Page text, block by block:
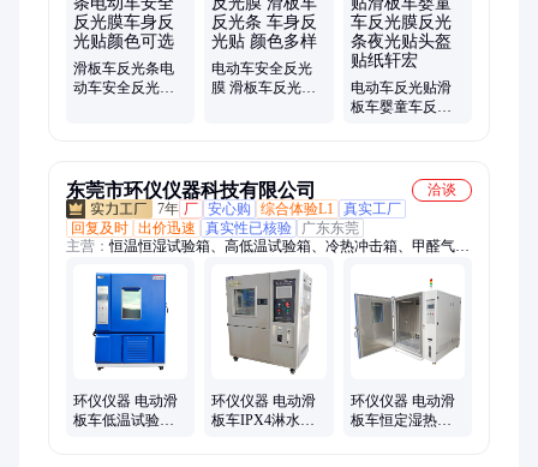
滑板车反光条电
动车安全反光膜
电动车安全反光
膜 滑板车反光条
电动车反光贴滑
板车婴童车反光
东莞市环仪仪器科技有限公司
洽谈
7年 厂 安心购 综合体验L1 真实工厂
回复及时 出价迅速 真实性已核验
广东东莞
主营：恒温恒湿试验箱、高低温试验箱、冷热冲击箱、甲醛气候
环仪仪器 电动滑
板车低温试验箱
环仪仪器 电动滑
板车IPX4淋水试
环仪仪器 电动滑
板车恒定湿热试